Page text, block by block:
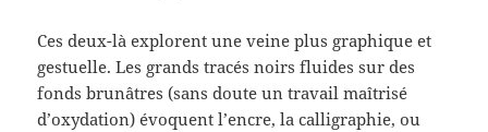
Ces deux-là explorent une veine plus graphique et
gestuelle. Les grands tracés noirs fluides sur des
fonds brunâtres (sans doute un travail maîtrisé
d’oxydation) évoquent l’encre, la calligraphie, ou